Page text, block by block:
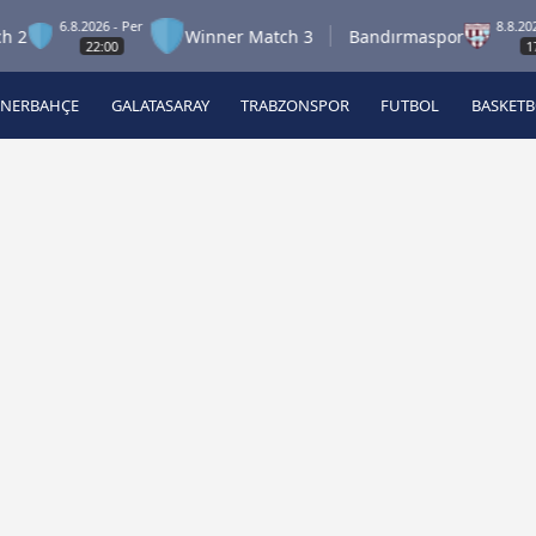
6.8.2026 - Per
22:00
Winner Match 3 Bandırmaspor
8.8.2026 - Cum
17:00
Beşiktaş
A
GALATASARAY TRABZONSPOR FUTBOL